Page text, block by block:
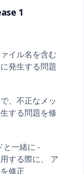
1
イル名を含む
発生する問題
、不正なメッ
する問題を修
と一緒に -
する際に、 ア
修正